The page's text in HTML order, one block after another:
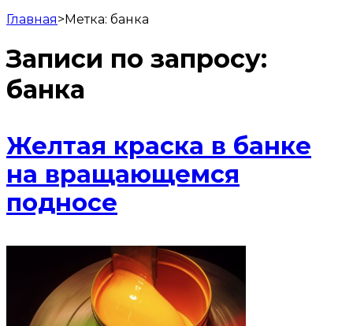
Главная>Метка: банка
Записи по запросу:
банка
Желтая краска в банке
на вращающемся
подносе